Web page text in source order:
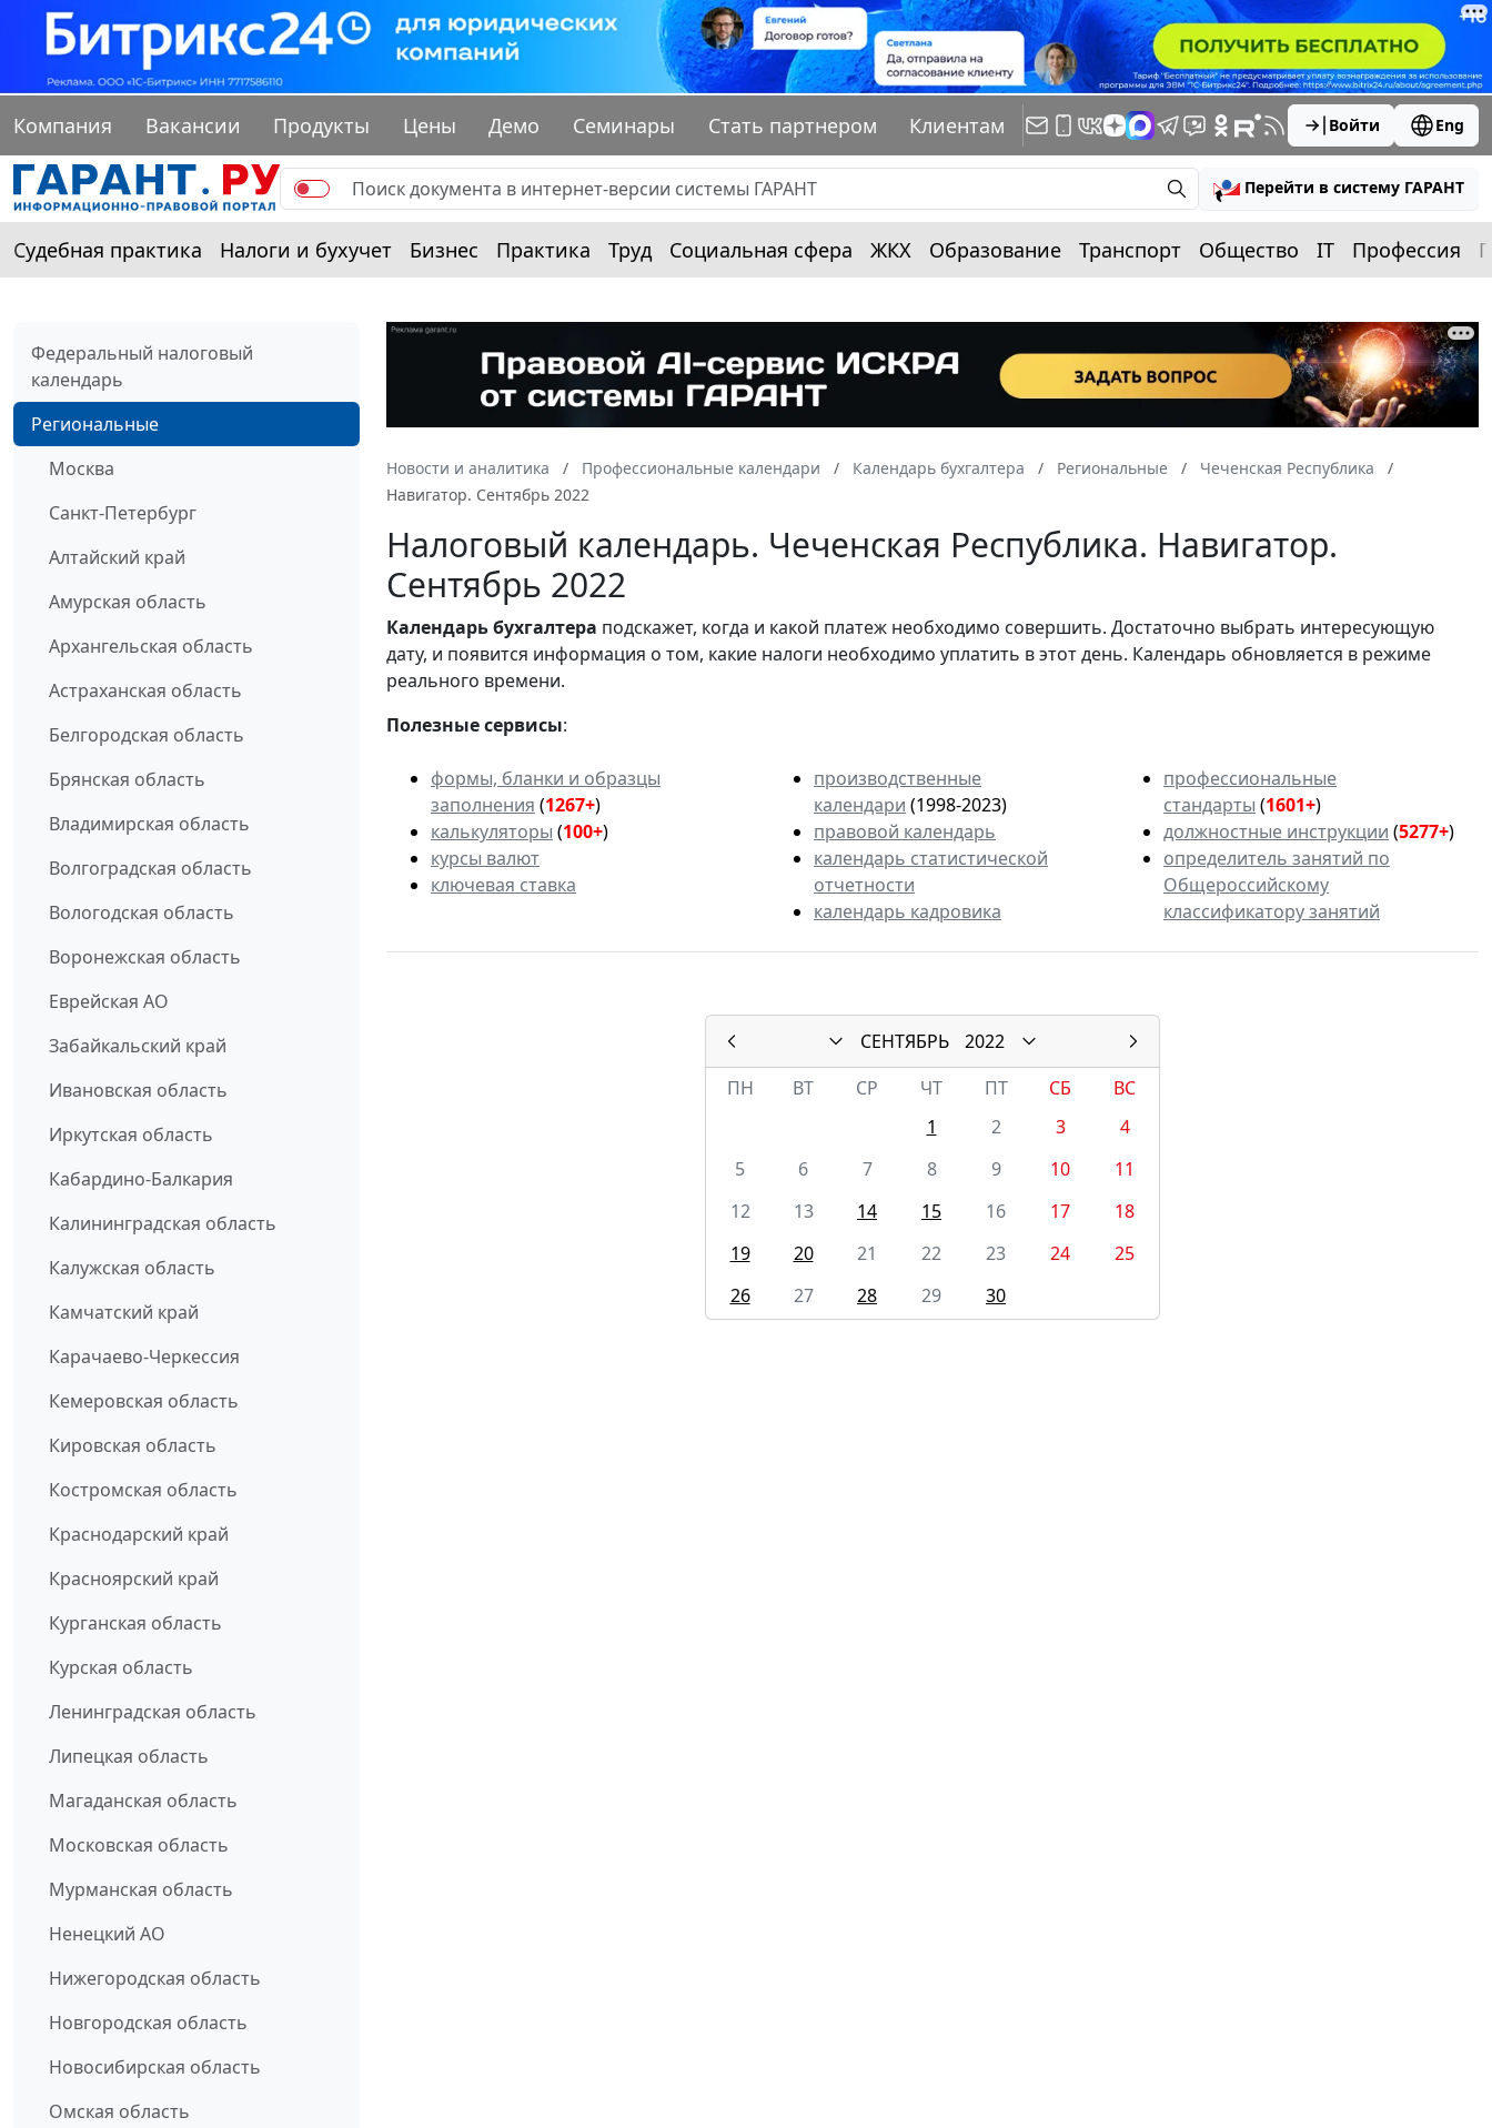
Компания Вакансии Продукты Цены Демо Семинары Стать партнером Клиентам Войти Eng
Перейти в систему ГАРАНТ
Судебная практика Налоги и бухучет Бизнес Практика Труд Социальная сфера ЖКХ Образование Транспорт Общество IT Профессия
Федеральный налоговый
календарь
Региональные
Москва
Санкт-Петербург
Алтайский край
Амурская область
Архангельская область
Астраханская область
Белгородская область
Брянская область
Владимирская область
Волгоградская область
Вологодская область
Воронежская область
Еврейская АО
Забайкальский край
Ивановская область
Иркутская область
Кабардино-Балкария
Калининградская область
Калужская область
Камчатский край
Карачаево-Черкессия
Кемеровская область
Кировская область
Костромская область
Краснодарский край
Красноярский край
Курганская область
Курская область
Ленинградская область
Липецкая область
Магаданская область
Московская область
Мурманская область
Ненецкий АО
Нижегородская область
Новгородская область
Новосибирская область
Омская область
Новости и аналитика Профессиональные календари Календарь бухгалтера Региональные
Чеченская Республика
Навигатор. Сентябрь 2022
Налоговый календарь. Чеченская Республика. Навигатор.
Сентябрь 2022
Календарьбухгалтера подскажет, когда и какой платеж необходимо совершить. Достаточно выбрать интересующую
дату, и появится информация о том, какие налоги необходимо уплатить в этот день. Календарь обновляется в режиме
реального времени.
Полезные сервисы:
формы, бланки и образцы
заполнения (1267+)
калькуляторы (100+)
курсы валют
ключевая ставка
производственные
календари (1998-2023)
правовой календарь
календарь статистической
отчетности
календарь кадровика
профессиональные
стандарты (1601+)
должностные инструкции (5277+)
определитель занятий по
Общероссийскому
классификатору занятий
СЕНТЯБРЬ
2022
ПН
ВТ СР ЧТ ПТ СБ
ВС
1
2 3
4
5
6 7 8 9 10
11
12
13 14 15 16 17
18
19
20 21 22 23 24
25
26
27 28 29 30